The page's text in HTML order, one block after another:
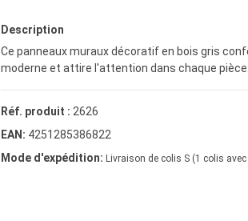
Description
Ce panneaux muraux décoratif en bois gris
moderne et attire l'attention dans chaque pièce.
Réf. produit : 2626
EAN: 4251285386822
Mode d'expédition: Livraison de colis S (1 colis avec